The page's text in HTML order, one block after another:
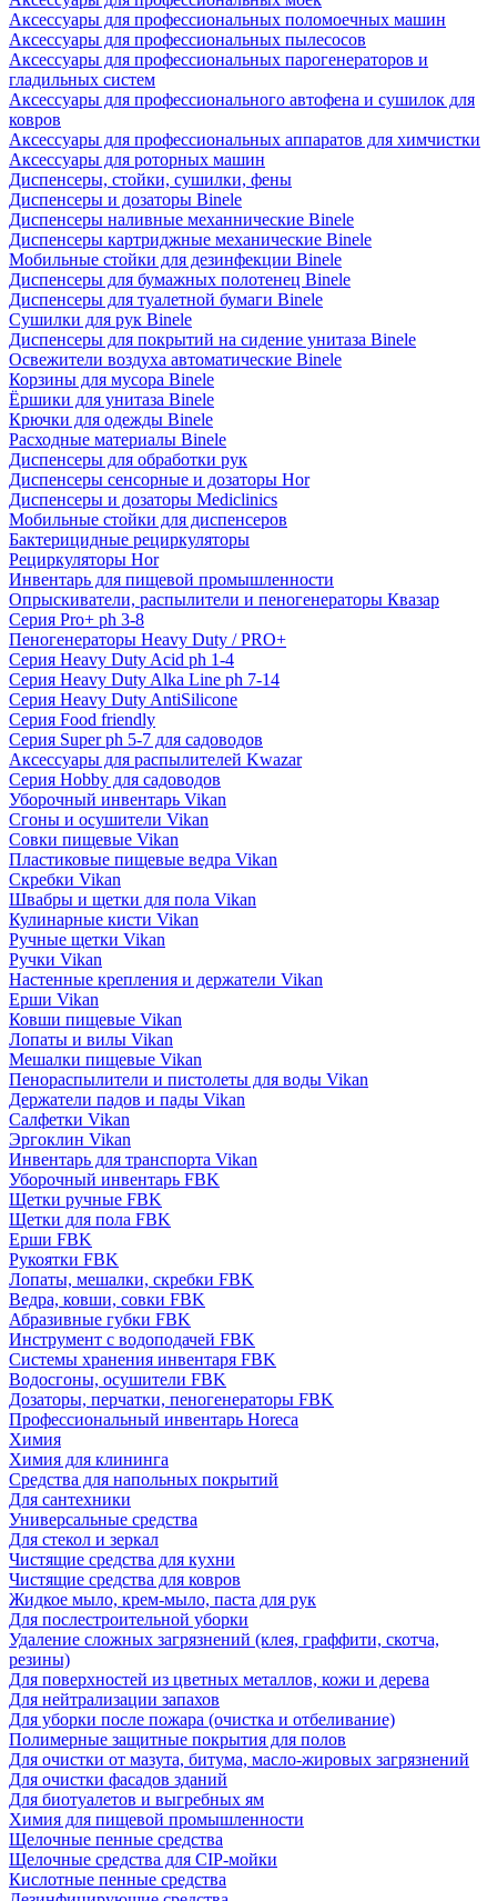
Аксессуары для профессиональных поломоечных машин
Аксессуары для профессиональных пылесосов
Аксессуары для профессиональных парогенераторов и
гладильных систем
Аксессуары для профессионального автофена и сушилок для
ковров
Аксессуары для профессиональных аппаратов для химчистки
Аксессуары для роторных машин
Диспенсеры, стойки, сушилки, фены
Диспенсеры и дозаторы Binele
Диспенсеры наливные механнические Binele
Диспенсеры картриджные механические Binele
Мобильные стойки для дезинфекции Binele
Диспенсеры для бумажных полотенец Binele
Диспенсеры для туалетной бумаги Binele
Сушилки для рук Binele
Диспенсеры для покрытий на сидение унитаза Binele
Освежители воздуха автоматические Binele
Корзины для мусора Binele
Ёршики для унитаза Binele
Крючки для одежды Binele
Расходные материалы Binele
Диспенсеры для обработки рук
Диспенсеры сенсорные и дозаторы Hor
Диспенсеры и дозаторы Mediclinics
Мобильные стойки для диспенсеров
Бактерицидные рециркуляторы
Рециркуляторы Hor
Инвентарь для пищевой промышленности
Опрыскиватели, распылители и пеногенераторы Квазар
Серия Pro+ ph 3-8
Пеногенераторы Heavy Duty / PRO+
Серия Heavy Duty Acid ph 1-4
Серия Heavy Duty Alka Line ph 7-14
Серия Heavy Duty AntiSilicone
Серия Food friendly
Серия Super ph 5-7 для садоводов
Аксессуары для распылителей Kwazar
Серия Hobby для садоводов
Уборочный инвентарь Vikan
Сгоны и осушители Vikan
Совки пищевые Vikan
Пластиковые пищевые ведра Vikan
Скребки Vikan
Швабры и щетки для пола Vikan
Кулинарные кисти Vikan
Ручные щетки Vikan
Ручки Vikan
Настенные крепления и держатели Vikan
Ерши Vikan
Ковши пищевые Vikan
Лопаты и вилы Vikan
Мешалки пищевые Vikan
Пенораспылители и пистолеты для воды Vikan
Держатели падов и пады Vikan
Салфетки Vikan
Эргоклин Vikan
Инвентарь для транспорта Vikan
Уборочный инвентарь FBK
Щетки ручные FBK
Щетки для пола FBK
Ерши FBK
Рукоятки FBK
Лопаты, мешалки, скребки FBK
Ведра, ковши, совки FBK
Абразивные губки FBK
Инструмент с водоподачей FBK
Системы хранения инвентаря FBK
Водосгоны, осушители FBK
Дозаторы, перчатки, пеногенераторы FBK
Профессиональный инвентарь Horeca
Химия
Химия для клининга
Средства для напольных покрытий
Для сантехники
Универсальные средства
Для стекол и зеркал
Чистящие средства для кухни
Чистящие средства для ковров
Жидкое мыло, крем-мыло, паста для рук
Для послестроительной уборки
Удаление сложных загрязнений (клея, граффити, скотча,
резины)
Для поверхностей из цветных металлов, кожи и дерева
Для нейтрализации запахов
Для уборки после пожара (очистка и отбеливание)
Полимерные защитные покрытия для полов
Для очистки от мазута, битума, масло-жировых загрязнений
Для очистки фасадов зданий
Для биотуалетов и выгребных ям
Химия для пищевой промышленности
Щелочные пенные средства
Щелочные средства для CIP-мойки
Кислотные пенные средства